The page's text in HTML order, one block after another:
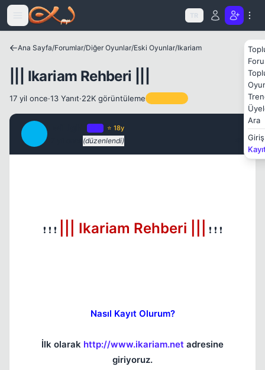
Icerige atla
TR
Ara
Giriş
Ana Sayfa/Forumlar/Diğer Oyunlar/Eski Oyunlar/Ikariam
||| Ikariam Rehberi |||
17 yil once·13 Yanıt·22K görüntüleme
⭐ 18y
(düzenlendi)
❗ ❗ ❗ ||| Ikariam Rehberi ||| ❗ ❗ ❗
Nasıl Kayıt Olurum?
İlk olarak http://www.ikariam.net adresine
giriyoruz.